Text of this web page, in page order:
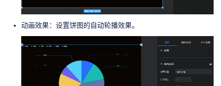
动画效果：设置饼图的自动轮播效果。